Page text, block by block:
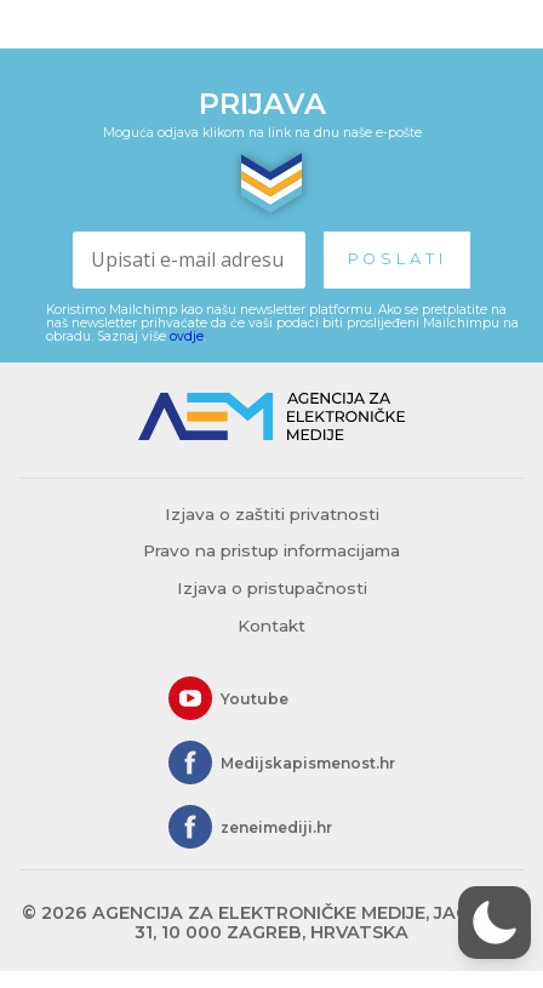
PRIJAVA
Moguća odjava klikom na link na dnu naše e-pošte
Koristimo Mailchimp kao našu newsletter platformu. Ako se pretplatite na
naš newsletter prihvaćate da će vaši podaci biti proslijeđeni Mailchimpu na
obradu. Saznaj više ovdje.
Izjava o zaštiti privatnosti
Pravo na pristup informacijama
Izjava o pristupačnosti
Kontakt
Youtube
Medijskapismenost.hr
zeneimediji.hr
© 2026 AGENCIJA ZA ELEKTRONIČKE MEDIJE, JAGIĆEVA
31, 10 000 ZAGREB, HRVATSKA